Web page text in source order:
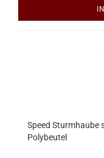
Speed Sturmhaube
Polybeutel